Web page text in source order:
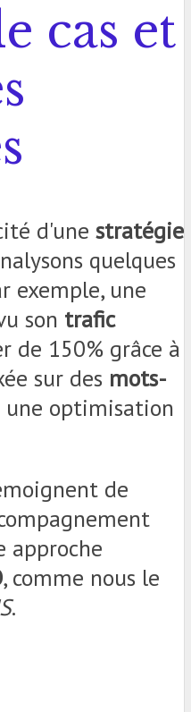
cas et
d'une stratégie
quelques
exemple, une
son trafic
de 150% grâce à
sur des mots-
optimisation
de
approche
, comme nous le
.